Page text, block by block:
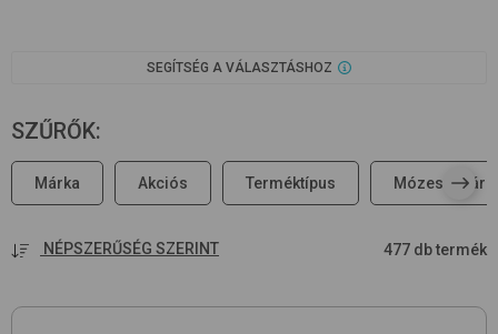
SEGÍTSÉG A VÁLASZTÁSHOZ
SZŰRŐK:
Márka Akciós Terméktípus Mózeskosár
NÉPSZERŰSÉG SZERINT 477 db termék